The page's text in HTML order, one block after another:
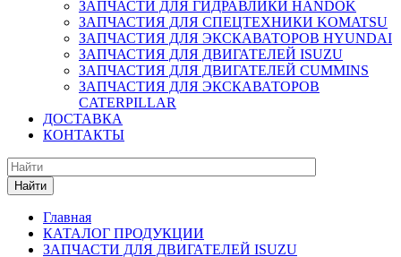
ЗАПЧАСТИ ДЛЯ ГИДРАВЛИКИ HANDOK
ЗАПЧАСТИЯ ДЛЯ СПЕЦТЕХНИКИ KOMATSU
ЗАПЧАСТИЯ ДЛЯ ЭКСКАВАТОРОВ HYUNDAI
ЗАПЧАСТИЯ ДЛЯ ДВИГАТЕЛЕЙ ISUZU
ЗАПЧАСТИЯ ДЛЯ ДВИГАТЕЛЕЙ CUMMINS
ЗАПЧАСТИЯ ДЛЯ ЭКСКАВАТОРОВ
CATERPILLAR
ДОСТАВКА
КОНТАКТЫ
Найти
Главная
КАТАЛОГ ПРОДУКЦИИ
ЗАПЧАСТИ ДЛЯ ДВИГАТЕЛЕЙ ISUZU